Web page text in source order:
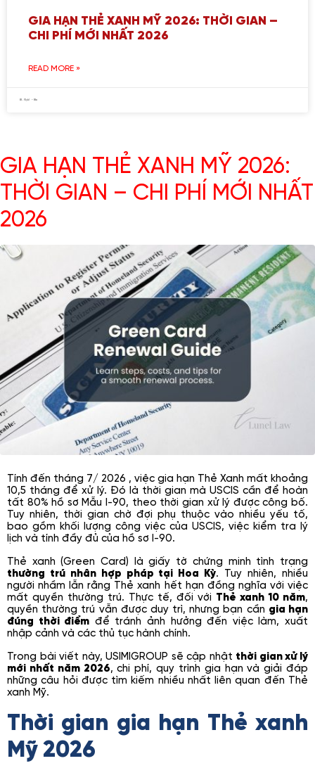
GIA HẠN THẺ XANH MỸ 2026: THỜI GIAN –
CHI PHÍ MỚI NHẤT 2026
READ MORE »
GIA HẠN THẺ XANH MỸ 2026:
THỜI GIAN – CHI PHÍ MỚI NHẤT
2026
Tính đến tháng 7/ 2026 , việc gia hạn Thẻ Xanh mất khoảng
10,5 tháng để xử lý. Đó là thời gian mà USCIS cần để hoàn
tất 80% hồ sơ Mẫu I-90, theo thời gian xử lý được công bố.
Tuy nhiên, thời gian chờ đợi phụ thuộc vào nhiều yếu tố,
bao gồm khối lượng công việc của USCIS, việc kiểm tra lý
lịch và tính đầy đủ của hồ sơ I-90.
Thẻ xanh (Green Card) là giấy tờ chứng minh tình trạng
thường trú nhân hợp pháp tại Hoa Kỳ. Tuy nhiên, nhiều
người nhầm lẫn rằng Thẻ xanh hết hạn đồng nghĩa với việc
mất quyền thường trú. Thực tế, đối với Thẻ xanh 10 năm,
quyền thường trú vẫn được duy trì, nhưng bạn cần gia hạn
đúng thời điểm để tránh ảnh hưởng đến việc làm, xuất
nhập cảnh và các thủ tục hành chính.
Trong bài viết này, USIMIGROUP sẽ cập nhật thời gian xử lý
mới nhất năm 2026, chi phí, quy trình gia hạn và giải đáp
những câu hỏi được tìm kiếm nhiều nhất liên quan đến Thẻ
xanh Mỹ.
Thời gian gia hạn Thẻ xanh
Mỹ 2026